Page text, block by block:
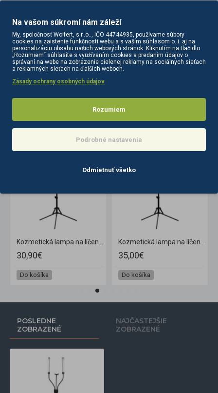
polluks
iii msp-mj-02 ovládačom
kozmetické
lampy
PODOBNÉ PRODUKTY SÚVISIACE PRODUKTY
30,90€
Do košíka
35,00€
Do košíka
POSLEDNE
ZOBRAZENÉ
NAJČASTEJŠIE
ZOBRAZENÉ
Na vašom súkromí nám záleží
My, spoločnosť Wolfert, s.r..o.., IČO 44744935, používame súbory
cookies na zaistenie funkčnosti webu a s vaším súhlasom o. i. aj na
personalizáciu obsahu našich webových stránok. Kliknutím na tlačidlo
„Rozumiem“ súhlasíte s využívaním cookies a predaním údajov o
správaní na webe na zobrazenie cielenej reklamy na sociálnych sieťach
a reklamných sieťach na ďalších weboch.
Zásady ochrany osobných údajov
Rozumiem
Podrobné nastavenia
Odmietnuť všetko